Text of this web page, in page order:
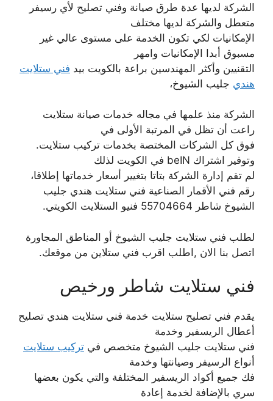
الشركة لديها عدة طرق صيانة وفني تصليح لأي رسيفر
متعطل والشركة لديها مختلف
الإمكانيات لكي تكون الخدمة على مستوى عالي غير
مسبوق أبدا الإمكانيات وامهر
التقنيين وأكثر المهندسين براعة بالكويت بيد فني ستلايت
هندي جليب الشيوخ،
الشركة منذ علمها في مجاله خدمات صيانة ستلايت
راعت أن تظل في المرتبة الأولى في
فوق كل الشركات المختصة بخدمات تركيب ستلايت.
وتوفير اشتراك beIN في الكويت لذلك
لم تقم إدارة الشركة بتاتا بتغيير أسعار خدماتها إطلاقا،
رقم فني الأقمار الصناعية فني ستلايت هندي جليب
الشيوخ شاطر 55704664 فنيو الستلايت الكويتي.
لطلب فني ستلايت جليب الشيوخ أو المناطق المجاورة
اتصل بنا الان ,اطلب اقرب فني ستلاين من موقعك.
فني ستلايت شاطر ورخيص
يقدم فني تصليح ستلايت خدمة فني ستلايت هندي تصليح
أعطال الريسفير وخدمة
فني ستلايت جليب الشيوخ متخصص في تركيب ستلايت
أنواع الرسيفر وصيانتها وخدمة
فك جميع أكواد الريسفير المختلفة والتي يكون بعضها
سري بالإضافة لخدمة إعادة